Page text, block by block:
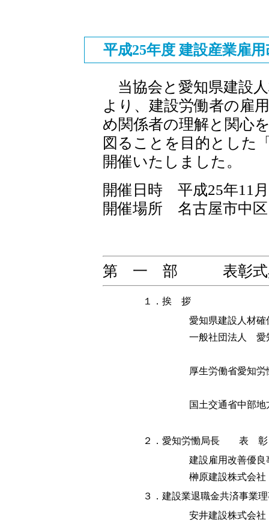
平成25年度 建設産業雇
当協会と愛知県建設
より、建設労働者の雇
め関係者の理解と関心
図ることを目的とした
開催いたしました。
開催日時 平成25年11
開催場所 名古屋市中
第 一 部 表彰式典
１．挨 拶
愛知県建設人材
一般社団法人 愛
厚生労働省愛知労
国土交通省中部
２．愛知労慟局長 表 彰
建設雇用改善優良
榊原建設株式会
３．建設業退職金共済事業
安井建設株式会